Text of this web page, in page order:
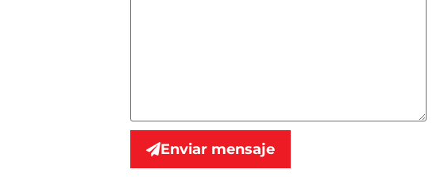
Enviar mensaje